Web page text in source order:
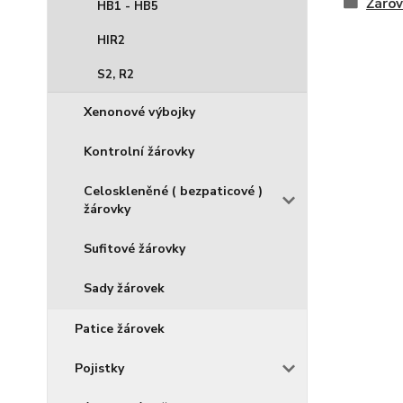
HB1 - HB5
HIR2
S2, R2
Xenonové výbojky
Kontrolní žárovky
Celoskleněné ( bezpaticové )
žárovky
Sufitové žárovky
Sady žárovek
Patice žárovek
Pojistky